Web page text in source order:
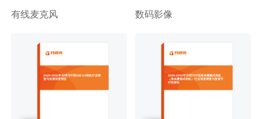
有线麦克风 数码影像
2026-2032年全球与中国USB 3.0相机行业调
查与发展前景报告
2026-2032年全球与中国身体佩戴式相机
（身体磨损式相机）行业深度调查与投资可
行性报告